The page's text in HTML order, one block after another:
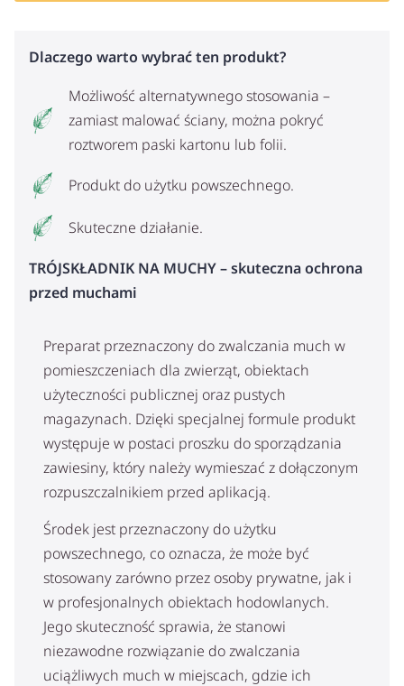
Dlaczego warto wybrać ten produkt?
Możliwość alternatywnego stosowania –
zamiast malować ściany, można pokryć
roztworem paski kartonu lub folii.
Produkt do użytku powszechnego.
Skuteczne działanie.
TRÓJSKŁADNIK NA MUCHY – skuteczna ochrona
przed muchami
Preparat przeznaczony do zwalczania much w
pomieszczeniach dla zwierząt, obiektach
użyteczności publicznej oraz pustych
magazynach. Dzięki specjalnej formule produkt
występuje w postaci proszku do sporządzania
zawiesiny, który należy wymieszać z dołączonym
rozpuszczalnikiem przed aplikacją.
Środek jest przeznaczony do użytku
powszechnego, co oznacza, że może być
stosowany zarówno przez osoby prywatne, jak i
w profesjonalnych obiektach hodowlanych.
Jego skuteczność sprawia, że stanowi
niezawodne rozwiązanie do zwalczania
uciążliwych much w miejscach, gdzie ich